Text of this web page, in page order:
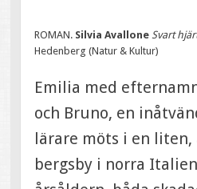
ROMAN. Silvia Avallone Svart
Hedenberg (Natur & Kultur)
Emilia med
och Bruno, en
lärare möts i en liten,
bergsby i norra